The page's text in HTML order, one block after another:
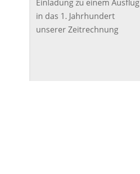
Einladung zu einem Ausflug
in das 1. Jahrhundert
unserer Zeitrechnung